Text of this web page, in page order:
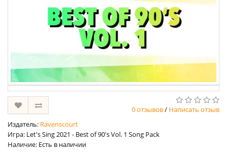
0 отзывов/ Написать отзыв
Издатель: Ravenscourt
Игра: Let's Sing 2021 - Best of 90's Vol. 1 Song Pack
Наличие: Есть в наличии